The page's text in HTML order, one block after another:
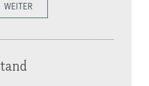
WEITER